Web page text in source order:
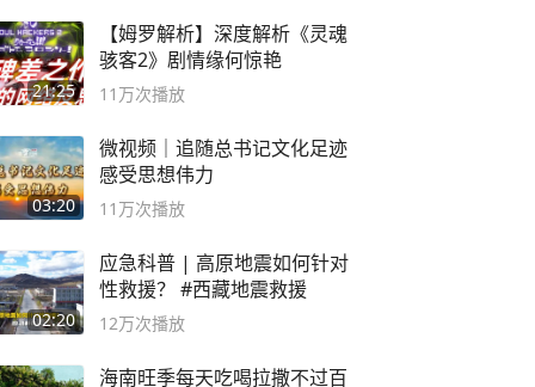
21:25
【姆罗解析】深度解析《灵魂
骇客2》剧情缘何惊艳
11万次播放
03:20
微视频｜追随总书记文化足迹
感受思想伟力
11万次播放
02:20
应急科普 | 高原地震如何针对
性救援？ #西藏地震救援
12万次播放
海南旺季每天吃喝拉撒不过百